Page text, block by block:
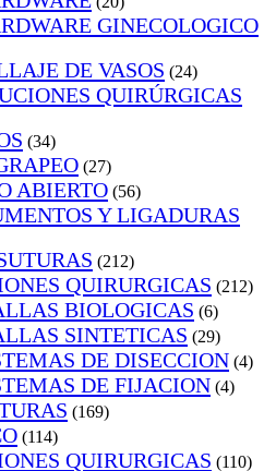
GINECOLOGICO
DE VASOS (24)
QUIRÚRGICAS
(34)
(27)
ABIERTO (56)
Y LIGADURAS
(212)
QUIRURGICAS (212)
BIOLOGICAS (6)
SINTETICAS (29)
DE DISECCION (4)
DE FIJACION (4)
(169)
(114)
QUIRURGICAS (110)